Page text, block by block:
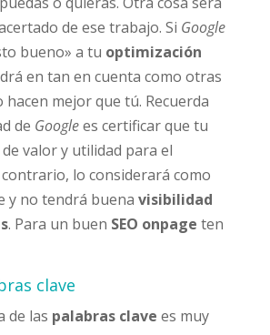
de ese trabajo. Si Google
bueno» a tu optimización
en tan en cuenta como otras
hacen mejor que tú. Recuerda
de Googlees certificar que tu
valor y utilidad para el
lo considerará como
y no tendrá buena visibilidad
. Para un buen SEO onpage ten
clave
de las palabras clave es muy